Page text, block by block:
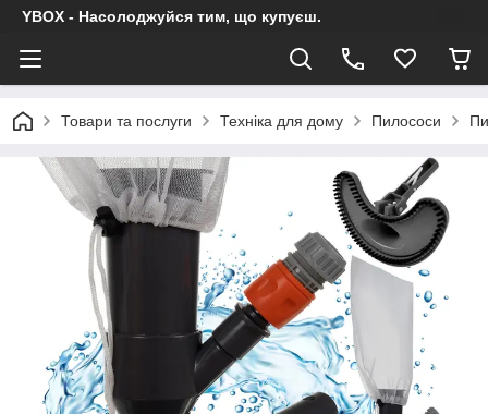
YBOX - Насолоджуйся тим, що купуєш.
Товари та послуги Техніка для дому Пилососи